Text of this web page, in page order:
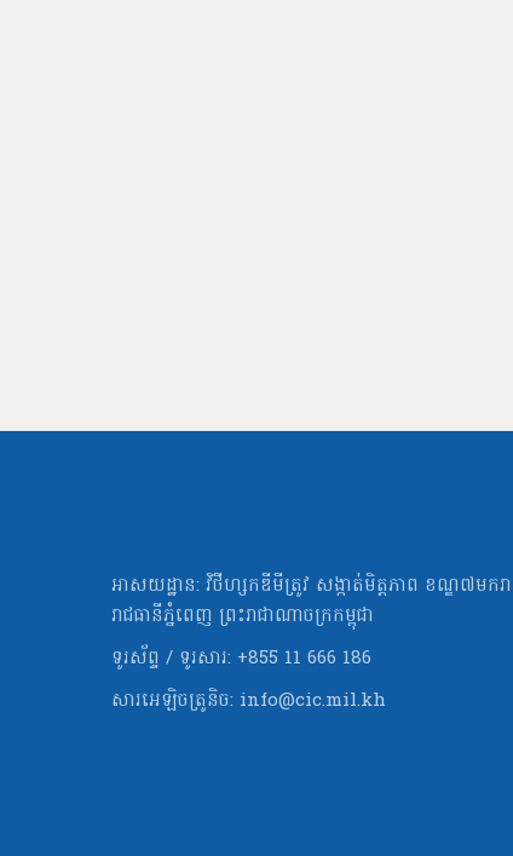
អាសយដ្ឋាន: វិថីហ្សកឌីមីត្រូវ សង្កាត់មិត្ដភាព ខណ្ឌ៧មករា
រាជធានីភ្នំពេញ ព្រះរាជាណាចក្រកម្ពុជា
ទូរស័ព្ទ / ទូរសារ: +855 11 666 186
សារអេឡិចត្រូនិច: info@cic.mil.kh